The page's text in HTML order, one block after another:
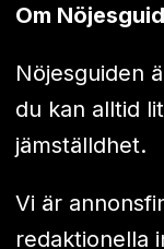
Om
Nöjesguiden
du kan alltid
jämställdhet.
Vi är
redaktionella